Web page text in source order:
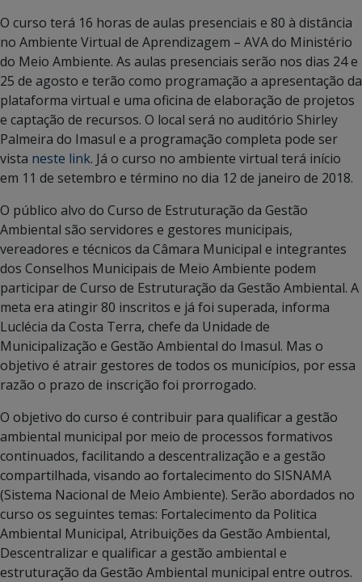
O curso terá 16 horas de aulas presenciais e 80 à distância
no Ambiente Virtual de Aprendizagem – AVA do Ministério
do Meio Ambiente. As aulas presenciais serão nos dias 24 e
25 de agosto e terão como programação a apresentação da
plataforma virtual e uma oficina de elaboração de projetos
e captação de recursos. O local será no auditório Shirley
Palmeira do Imasul e a programação completa pode ser
vista neste link. Já o curso no ambiente virtual terá início
em 11 de setembro e término no dia 12 de janeiro de 2018.
O público alvo do Curso de Estruturação da Gestão
Ambiental são servidores e gestores municipais,
vereadores e técnicos da Câmara Municipal e integrantes
dos Conselhos Municipais de Meio Ambiente podem
participar de Curso de Estruturação da Gestão Ambiental. A
meta era atingir 80 inscritos e já foi superada, informa
Luclécia da Costa Terra, chefe da Unidade de
Municipalização e Gestão Ambiental do Imasul. Mas o
objetivo é atrair gestores de todos os municípios, por essa
razão o prazo de inscrição foi prorrogado.
O objetivo do curso é contribuir para qualificar a gestão
ambiental municipal por meio de processos formativos
continuados, facilitando a descentralização e a gestão
compartilhada, visando ao fortalecimento do SISNAMA
(Sistema Nacional de Meio Ambiente). Serão abordados no
curso os seguintes temas: Fortalecimento da Politica
Ambiental Municipal, Atribuições da Gestão Ambiental,
Descentralizar e qualificar a gestão ambiental e
estruturação da Gestão Ambiental municipal entre outros.